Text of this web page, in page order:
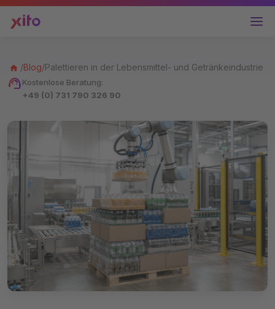
/Blog/Palettieren in der Lebensmittel- und Getränkeindustrie
Kostenlose Beratung:
+49 (0) 731 790 326 90